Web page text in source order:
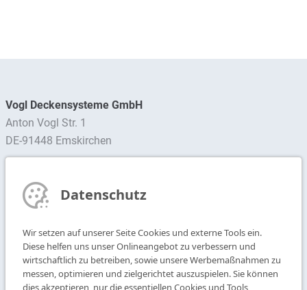
Vogl Deckensysteme GmbH
Anton Vogl Str. 1
DE-91448 Emskirchen
Newsletter abonnieren
+49 9104 825-0
+49 9104 825-250
info@vogl-deckensysteme.de
Datenschutz
Wir setzen auf unserer Seite Cookies und externe Tools ein.
Diese helfen uns unser Onlineangebot zu verbessern und
wirtschaftlich zu betreiben, sowie unsere Werbemaßnahmen zu
messen, optimieren und zielgerichtet auszuspielen. Sie können
dies akzeptieren, nur die essentiellen Cookies und Tools